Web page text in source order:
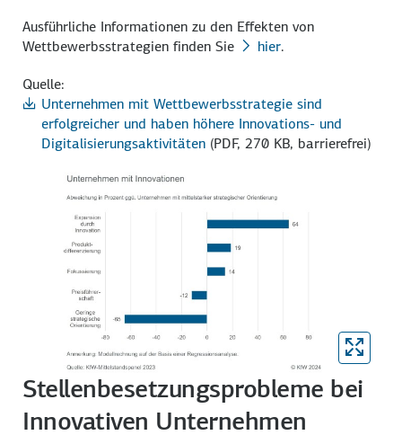
Ausführliche Informationen zu den Effekten von
Wettbewerbsstrategien finden Sie
hier.
Quelle:
Unternehmen mit Wettbewerbsstrategie sind
erfolgreicher und haben höhere Innovations- und
Digitalisierungsaktivitäten (PDF, 270 KB, barrierefrei)
Stellenbesetzungsprobleme bei
Innovativen Unternehmen